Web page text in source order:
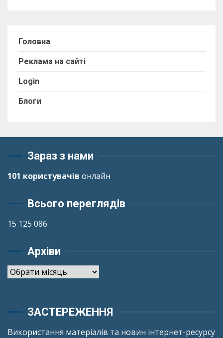
Головна
Реклама на сайті
Login
Блоги
Зараз з нами
101 користувачів онлайн
Всього переглядів
15 125 086
Архіви
Архіви
ЗАСТЕРЕЖЕННЯ
Використання матеріалів та новин інтернет-ресурсу